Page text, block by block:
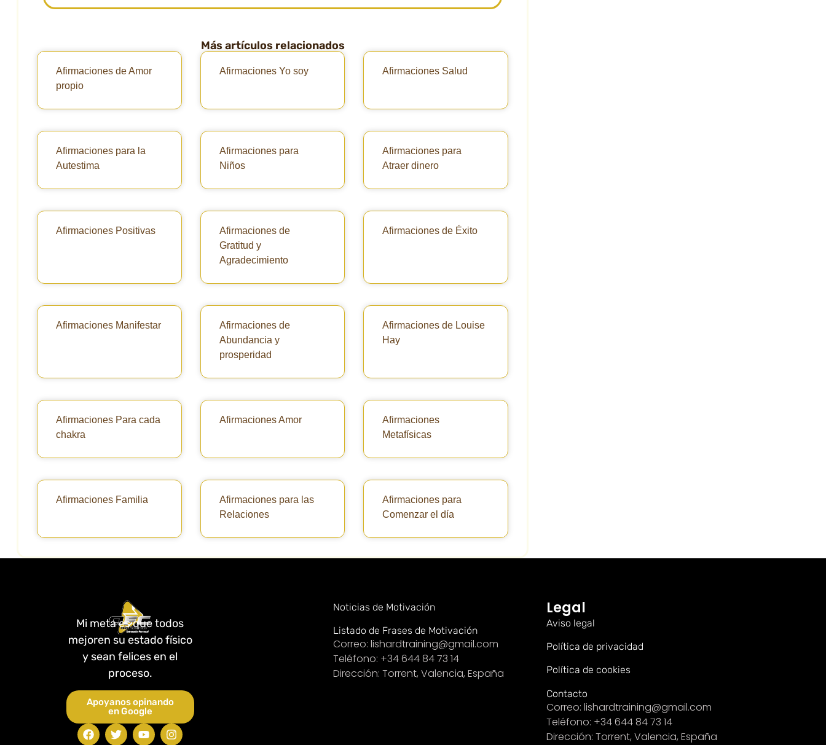
Más artículos relacionados
Afirmaciones de Amor
propio
Afirmaciones Yo soy Afirmaciones Salud
Afirmaciones para la
Autestima
Afirmaciones para
Niños
Afirmaciones para
Atraer dinero
Afirmaciones Positivas
Afirmaciones de
Gratitud y
Agradecimiento
Afirmaciones de Éxito
Afirmaciones Manifestar
Afirmaciones de
Abundancia y
prosperidad
Afirmaciones de Louise
Hay
Afirmaciones Para cada
chakra
Afirmaciones Amor
Afirmaciones
Metafísicas
Afirmaciones Familia
Afirmaciones para las
Relaciones
Afirmaciones para
Comenzar el día
Mi meta es que todos
mejoren su estado físico
y sean felices en el
proceso.
Apoyanos opinando
en Google
Noticias de Motivación
Listado de Frases de Motivación
Correo: lishardtraining@gmail.com
Teléfono: +34 644 84 73 14
Dirección: Torrent, Valencia, España
Legal
Aviso legal
Política de privacidad
Política de cookies
Contacto
Correo: lishardtraining@gmail.com
Teléfono: +34 644 84 73 14
Dirección: Torrent, Valencia, España